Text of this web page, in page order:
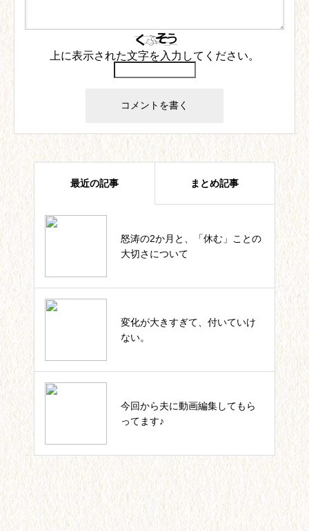
上に表示された文字を入力してください。
最近の記事 まとめ記事
怒涛の2か月と、「休む」ことの
大切さについて
変化が大きすぎて、付いていけ
ない。
今回から夫に動画編集してもら
ってます♪
四葉ストーリー記事一覧
私のカウンセラー起業。これまで
の軌跡一覧
いっしょにIKUJI★セルフコーチ
ング記事一覧